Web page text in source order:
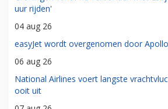
uur rijden'
04 aug 26
easyJet wordt overgenomen door
06 aug 26
National Airlines voert langste
ooit uit